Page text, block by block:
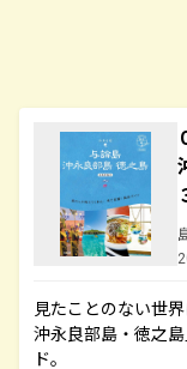
見たことのない世
沖永良部島・徳之
ド。